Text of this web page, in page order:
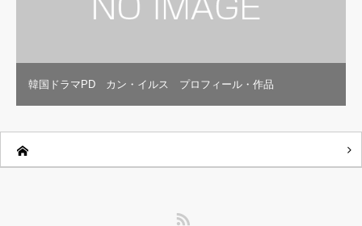
韓国ドラマPD カン・イルス プロフィール・作品